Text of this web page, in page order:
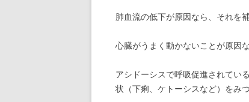
肺血流の低下が原因なら、それを
心臓がうまく動かないことが原因
アシドーシスで呼吸促進されてい
状（下痢、ケトーシスなど）をみつ